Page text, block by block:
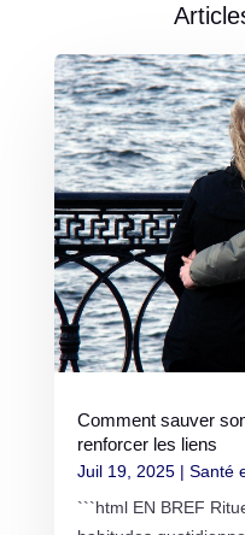
Comment sauver
renforcer les liens
Juil 19, 2025| Santé
```html EN BREF